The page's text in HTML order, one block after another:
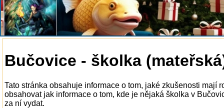
Bučovice - školka
Tato stránka obsahuje informace o tom, jaké zkušenosti mají
obsahovat jak informace o tom, kde je nějaká školka v
za ní vydat.